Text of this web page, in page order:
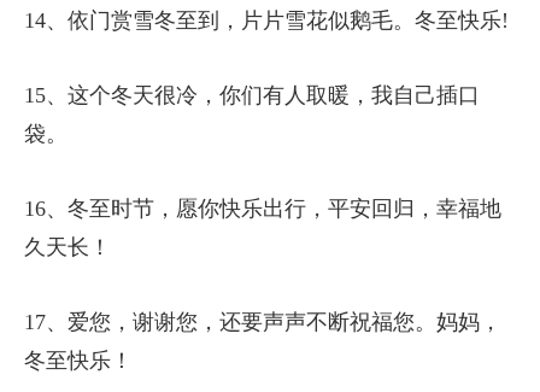
14、依门赏雪冬至到，片片雪花似鹅毛。冬至快乐!
15、这个冬天很冷，你们有人取暖，我自己插口
袋。
16、冬至时节，愿你快乐出行，平安回归，幸福地
久天长！
17、爱您，谢谢您，还要声声不断祝福您。妈妈，
冬至快乐！